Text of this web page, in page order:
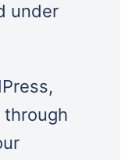
under
through